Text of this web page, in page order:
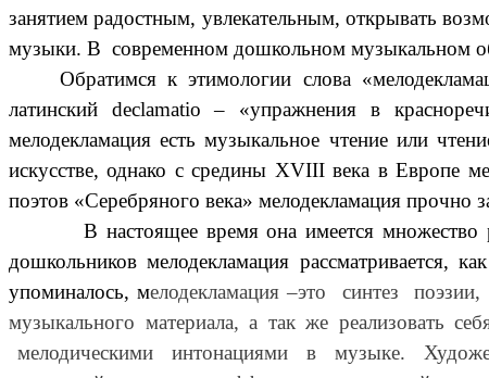
занятием радостным, увлекательным, открывать
музыки. В современном дошкольном музыкальном
Обратимся к этимологии слова
латинский declamatio – «упражнения в
мелодекламация есть музыкальное чтение или
искусстве, однако с средины XVIII века в Европе
поэтов «Серебряного века» мелодекламация прочно
В настоящее время она имеется множество
дошкольников мелодекламация рассматривается,
упоминалось, мелодекламация –это синтез
музыкального материала, а так же реализовать
мелодическими интонациями в музыке.